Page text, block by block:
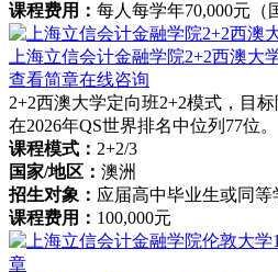
课程费用： 每人每学年70,000元（
上海立信会计金融学院2+2西澳大
查看简章在线咨询
2+2西澳大学定向班2+2模式，目
在2026年QS世界排名中位列77位。
课程模式： 2+2/3
国家/地区： 澳洲
招生对象： 应届高中毕业生或同等
课程费用： 100,000元